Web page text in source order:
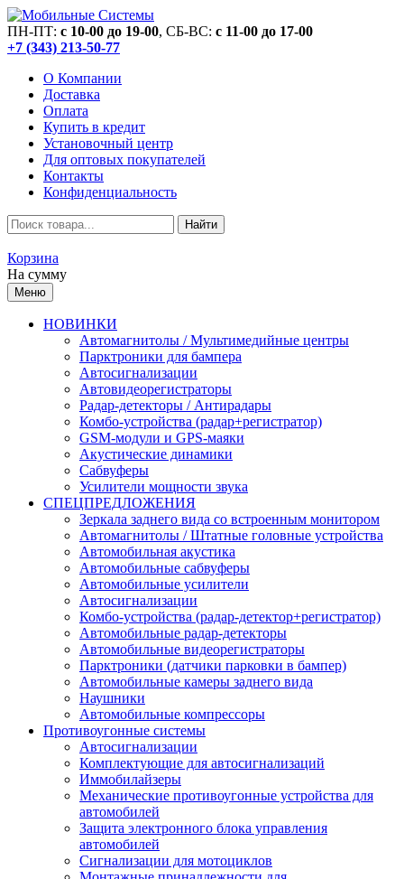
ПН-ПТ: c 10-00 до 19-00, СБ-ВС: c 11-00 до 17-00
+7 (343) 213-50-77
О Компании
Доставка
Оплата
Купить в кредит
Установочный центр
Для оптовых покупателей
Контакты
Конфиденциальность
Найти
Корзина
На сумму
Меню
НОВИНКИ
Автомагнитолы / Мультимедийные центры
Парктроники для бампера
Автосигнализации
Автовидеорегистраторы
Радар-детекторы / Антирадары
Комбо-устройства (радар+регистратор)
GSM-модули и GPS-маяки
Акустические динамики
Сабвуферы
Усилители мощности звука
СПЕЦПРЕДЛОЖЕНИЯ
Зеркала заднего вида со встроенным монитором
Автомагнитолы / Штатные головные устройства
Автомобильная акустика
Автомобильные сабвуферы
Автомобильные усилители
Автосигнализации
Комбо-устройства (радар-детектор+регистратор)
Автомобильные радар-детекторы
Автомобильные видеорегистраторы
Парктроники (датчики парковки в бампер)
Автомобильные камеры заднего вида
Наушники
Автомобильные компрессоры
Противоугонные системы
Автосигнализации
Комплектующие для автосигнализаций
Иммобилайзеры
Механические противоугонные устройства для
автомобилей
Защита электронного блока управления
автомобилей
Сигнализации для мотоциклов